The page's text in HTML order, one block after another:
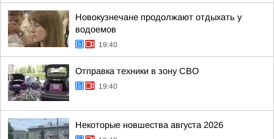
Новокузнечане продолжают отдыхать у
водоемов
19:40
Отправка техники в зону СВО
19:40
Некоторые новшества августа 2026